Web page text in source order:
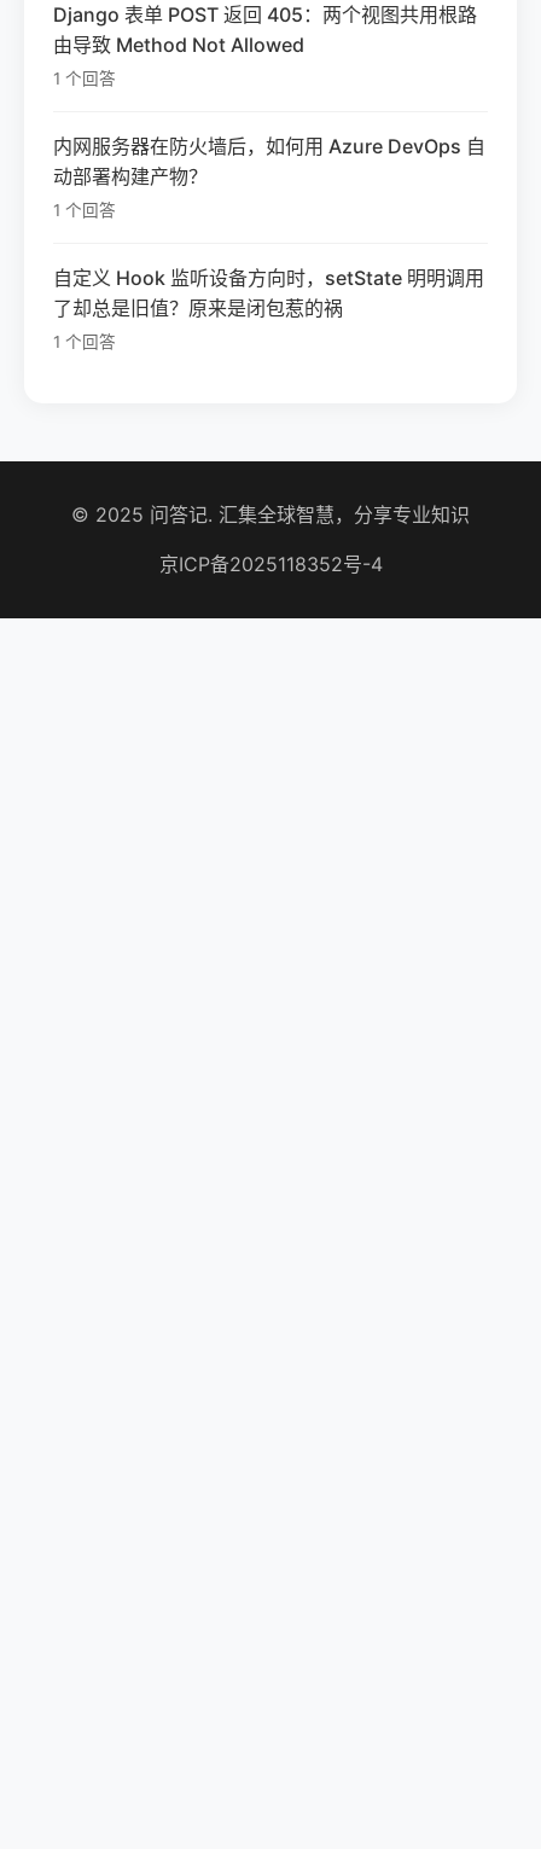
Django 表单 POST 返回 405：两个视图共用根路
由导致 Method Not Allowed
1 个回答
内网服务器在防火墙后，如何用 Azure DevOps 自
动部署构建产物？
1 个回答
自定义 Hook 监听设备方向时，setState 明明调用
了却总是旧值？原来是闭包惹的祸
1 个回答
© 2025 问答记. 汇集全球智慧，分享专业知识
京ICP备2025118352号-4